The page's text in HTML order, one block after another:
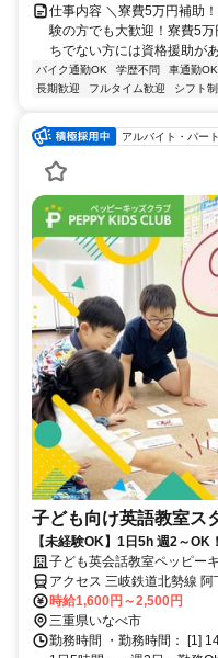
仕事内容 ＼寮費5万円補助
験の方でも大歓迎！寮費5
ちでない方には資格援助が
バイク通勤OK 学歴不問 車通勤OK
長期歓迎
フルタイム歓迎 シフト制
アルバイト・パート
子ども向け英語教室ス
【未経験OK】1日5h 週2～
(夫)/学生も活躍中！
子ども英会話教室ペッピー
アクセス 三岐鉄道北勢線 阿
徒歩約35分、三岐鉄道三岐
「阿下喜駅」より徒歩14分
時給1,600円～2,500円
三重県いなべ市
勤務時間 ・勤務時間： [1]